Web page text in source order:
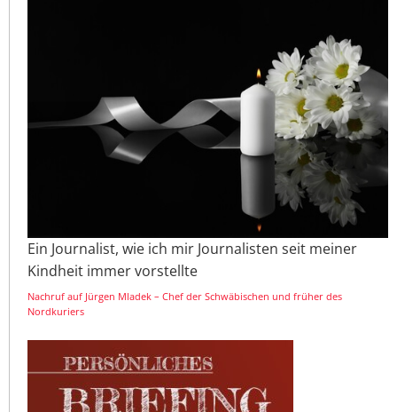
Ein Journalist, wie ich mir Journalisten seit meiner
Kindheit immer vorstellte
Nachruf auf Jürgen Mladek – Chef der Schwäbischen und früher des
Nordkuriers